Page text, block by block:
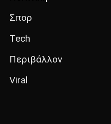
Σπορ
Tech
Περιβάλλον
Viral